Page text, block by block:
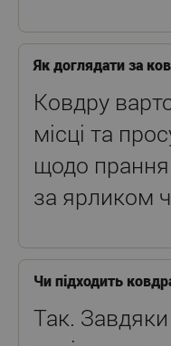
Як доглядати за
Ковдру
місці та
щодо прання
за ярликом
Чи підходить
Так.